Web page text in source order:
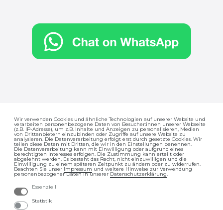
Impressum Daten­schutz­erklärung
AGB
Wir verwenden Cookies und ähnliche Technologien auf unserer Website und
verarbeiten personenbezogene Daten von Besucher:innen unserer Webseite
(z.B. IP-Adresse), um z.B. Inhalte und Anzeigen zu personalisieren, Medien
von Drittanbietern einzubinden oder Zugriffe auf unsere Website zu
analysieren. Die Datenverarbeitung erfolgt erst durch gesetzte Cookies. Wir
teilen diese Daten mit Dritten, die wir in den Einstellungen benennen.
Die Datenverarbeitung kann mit Einwilligung oder aufgrund eines
berechtigten Interesses erfolgen. Die Zustimmung kann erteilt oder
abgelehnt werden. Es besteht das Recht, nicht einzuwilligen und die
Einwilligung zu einem späteren Zeitpunkt zu ändern oder zu widerrufen.
Beachten Sie unser Impressum und weitere Hinweise zur Verwendung
personenbezogener Daten in unserer Daten­schutz­erklärung.
Essenziell
Statistik